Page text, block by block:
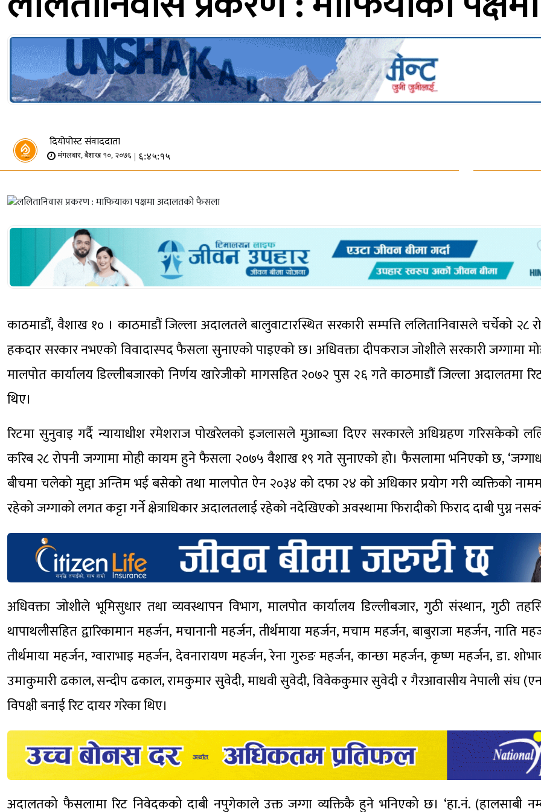
दियोपोस्ट संवाददाता
मंगलबार, बैशाख १०, २०७६ | ६:४५:१५
काठमाडौं, वैशाख १० । काठमाडौं जिल्ला अदालतले बालुवाटारस्थित सरकारी सम्पत्ति ललितानिवासले चर्चेको २८
हकदार सरकार नभएको विवादास्पद फैसला सुनाएको पाइएको छ। अधिवक्ता दीपकराज जोशीले सरकारी जग्गामा
मालपोत कार्यालय डिल्लीबजारको निर्णय खारेजीको मागसहित २०७२ पुस २६ गते काठमाडौं जिल्ला अदालतमा
थिए।
रिटमा सुनुवाइ गर्दै न्यायाधीश रमेशराज पोखरेलको इजलासले मुआब्जा दिएर सरकारले अधिग्रहण गरिसकेको
करिब २८ रोपनी जग्गामा मोही कायम हुने फैसला २०७५ वैशाख १९ गते सुनाएको हो। फैसलामा भनिएको छ,
बीचमा चलेको मुद्दा अन्तिम भई बसेको तथा मालपोत ऐन २०३४ को दफा २४ को अधिकार प्रयोग गरी व्यक्तिको
रहेको जग्गाको लगत कट्टा गर्ने क्षेत्राधिकार अदालतलाई रहेको नदेखिएको अवस्थामा फिरादीको फिराद दाबी पुग्न
अधिवक्ता जोशीले भूमिसुधार तथा व्यवस्थापन विभाग, मालपोत कार्यालय डिल्लीबजार, गुठी संस्थान, गुठी
थापाथलीसहित द्वारिकामान महर्जन, मचानानी महर्जन, तीर्थमाया महर्जन, मचाम महर्जन, बाबुराजा महर्जन, नाति
तीर्थमाया महर्जन, ग्वाराभाइ महर्जन, देवनारायण महर्जन, रेना गुरुङ महर्जन, कान्छा महर्जन, कृष्ण महर्जन, डा.
उमाकुमारी ढकाल, सन्दीप ढकाल, रामकुमार सुवेदी, माधवी सुवेदी, विवेककुमार सुवेदी र गैरआवासीय नेपाली संघ
विपक्षी बनाई रिट दायर गरेका थिए।
अदालतको फैसलामा रिट निवेदकको दाबी नपुगेकाले उक्त जग्गा व्यक्तिकै हुने भनिएको छ। ‘हा.नं. (हालसाबी